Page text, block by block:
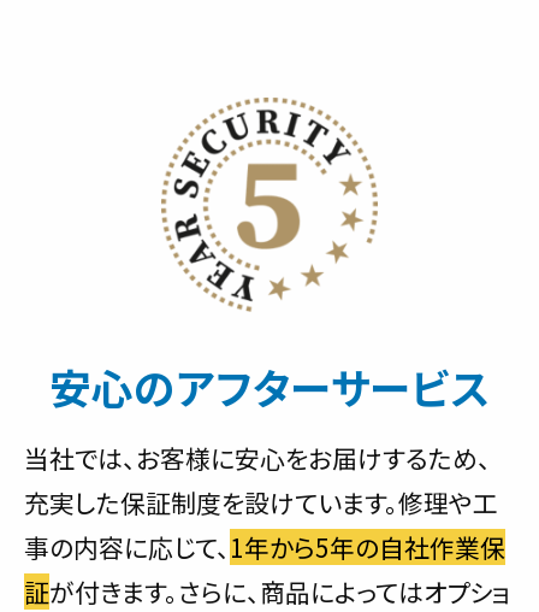
安心のアフターサービス
当社では、お客様に安心をお届けするため、
充実した保証制度を設けています。修理や工
事の内容に応じて、 1年から5年の自社作業保
証が付きます。さらに、商品によってはオプショ